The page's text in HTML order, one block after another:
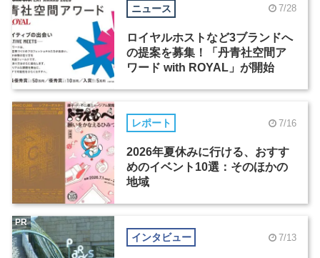
ニュース 7/28
ロイヤルホストなど3ブランドへ
の提案を募集！「丹青社空間ア
ワード with ROYAL」が開始
レポート 7/16
2026年夏休みに行ける、おすす
めのイベント10選：そのほかの
地域
インタビュー 7/13
PR